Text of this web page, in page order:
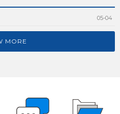
05-04
MORE